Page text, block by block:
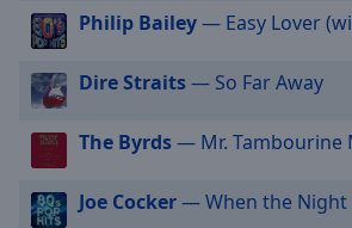
Picture-
in-
Picture
Fullscreen
This
window.
Philip Bailey— Easy Lover
Dire Straits— So Far Away
The Byrds— Mr. Tambourine
Joe Cocker— When the Night